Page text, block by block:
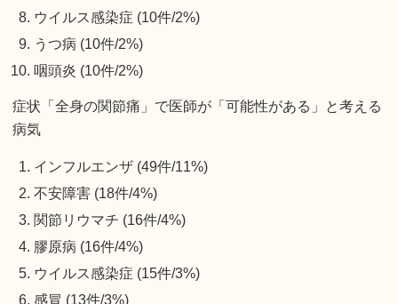
ウイルス感染症 (10件/2%)
うつ病 (10件/2%)
咽頭炎 (10件/2%)
症状「全身の関節痛」で医師が「可能性がある」と考える
病気
インフルエンザ (49件/11%)
不安障害 (18件/4%)
関節リウマチ (16件/4%)
膠原病 (16件/4%)
ウイルス感染症 (15件/3%)
感冒 (13件/3%)